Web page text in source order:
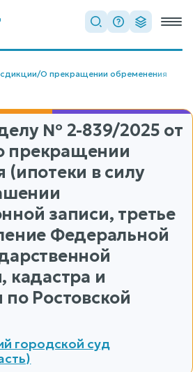
/О прекращении обременения
№ 2-839/2025 от
прекращении
(ипотеки в силу
записи, третье
Федеральной
кадастра и
Ростовской
городской суд